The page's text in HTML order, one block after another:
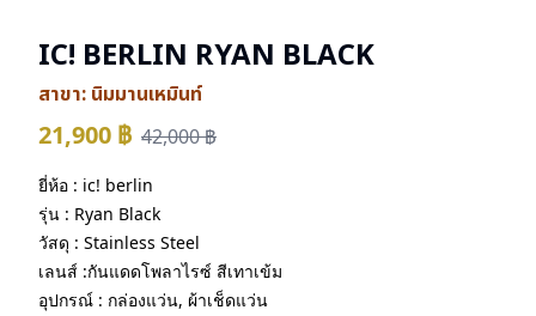
IC! BERLIN RYAN BLACK
สาขา: นิมมานเหมินท์
21,900 ฿ 42,000฿
ยี่ห้อ : ic! berlin
รุ่น : Ryan Black
วัสดุ : Stainless Steel
เลนส์ :กันแดดโพลาไรซ์ สีเทาเข้ม
อุปกรณ์ : กล่องแว่น, ผ้าเช็ดแว่น